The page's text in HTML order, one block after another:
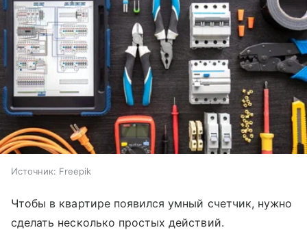
Источник: Freepik
Чтобы в квартире появился умный счетчик, нужно
сделать несколько простых действий.